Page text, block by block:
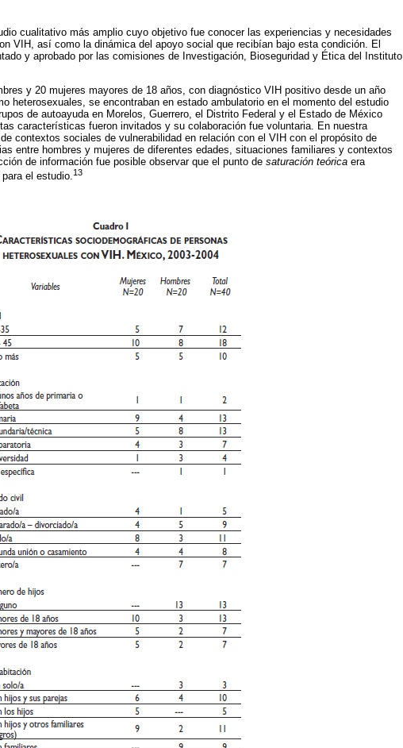
cualitativo más amplio cuyo objetivo fue conocer las experiencias y necesidades
VIH, así como la dinámica del apoyo social que recibían bajo esta condición. El
y aprobado por las comisiones de Investigación, Bioseguridad y Ética del Instituto
y 20 mujeres mayores de 18 años, con diagnóstico VIH positivo desde un año
heterosexuales, se encontraban en estado ambulatorio en el momento del estudio
de autoayuda en Morelos, Guerrero, el Distrito Federal y el Estado de México
características fueron invitados y su colaboración fue voluntaria. En nuestra
contextos sociales de vulnerabilidad en relación con el VIH con el propósito de
entre hombres y mujeres de diferentes edades, situaciones familiares y contextos
de información fue posible observar que el punto de saturación teórica era
el estudio.13